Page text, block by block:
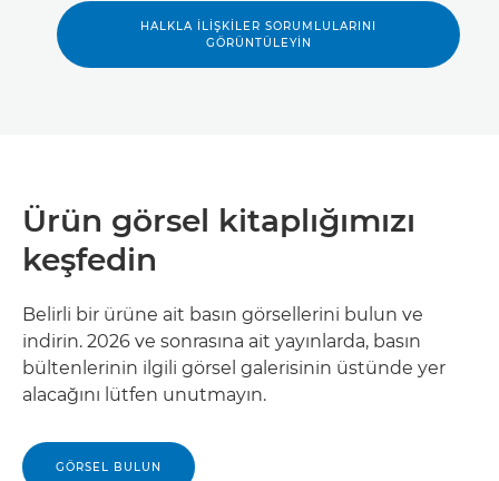
HALKLA İLİŞKİLER SORUMLULARINI
GÖRÜNTÜLEYİN
Ürün görsel kitaplığımızı
keşfedin
Belirli bir ürüne ait basın görsellerini bulun ve
indirin. 2026 ve sonrasına ait yayınlarda, basın
bültenlerinin ilgili görsel galerisinin üstünde yer
alacağını lütfen unutmayın.
GÖRSEL BULUN